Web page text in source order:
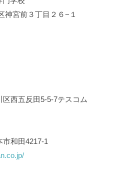
神宮前３丁目２６−１
西五反田5-5-7テスコム
和田4217-1